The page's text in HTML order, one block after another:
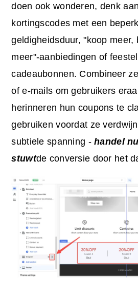
doen ook wonderen, denk aan
kortingscodes met een
geldigheidsduur, "koop meer,
meer"-aanbiedingen of
cadeaubonnen. Combineer
of e-mails om gebruikers
herinneren hun coupons te
gebruiken voordat ze
subtiele spanning -handel
stuwtde conversie door het